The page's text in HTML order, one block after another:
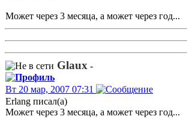
Может через 3 месяца, а может через год...
Glaux -
Вт 20 мар, 2007 07:31
Erlang писал(а)
Может через 3 месяца, а может через год...